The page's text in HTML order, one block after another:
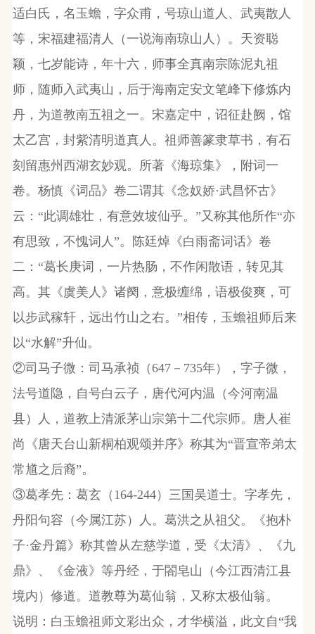
适白氏，名玉蟾，字众甫，号琼山道人、武夷散人
等，宋福建福清人（一说海南琼山人）。天资聪
颖，七岁能诗，年十六，师事全真南宗陈泥丸祖
师，随师入武夷山，后于海南定安文笔峰下修炼内
丹，为道教南五祖之一。宋嘉定中，诏征赴阙，馆
太乙宫，封紫清明道真人。祖师善篆隶草书，有石
刻留惠州西湖玄妙观。所著《海琼集》，附词一
卷。杨慎《词品》卷二谓其《念奴娇·武昌怀古》
云：“此调雄壮，有意效坡仙乎。”又称其他所作“亦
有思致，不愧词人”。陈廷焯《白雨斋词话》卷
二：“葛长庚词，一片热肠，不作闲散语，转见其
高。其《虞美人》诸阕，意极缠绵，语极俊爽，可
以步武稼轩，远出竹山之右。”相传，玉蟾祖师后来
以“水解”升仙。
②司马子微：司马承祯（647－735年），字子微，
法号道隐，自号白云子，唐代河内温（今河南温
县）人，道教上清派茅山宗第十二代宗师。唐人崔
尚《唐天台山新桐柏观颂并序》称其为“晋宣帝弟太
常馗之后裔”。
③葛孝先：葛玄（164-244）三国吴道士。字孝先，
丹阳句容（今属江苏）人。葛洪之从祖父。《抱朴
子·金丹篇》称其曾从左慈学道，受《太清》、《九
鼎》、《金液》等丹经，于閤皂山（今江西清江县
境内）修道。道教尊为葛仙翁，又称太极仙翁。
说明：白玉蟾祖师文彩出众，才华横溢，此文自“我